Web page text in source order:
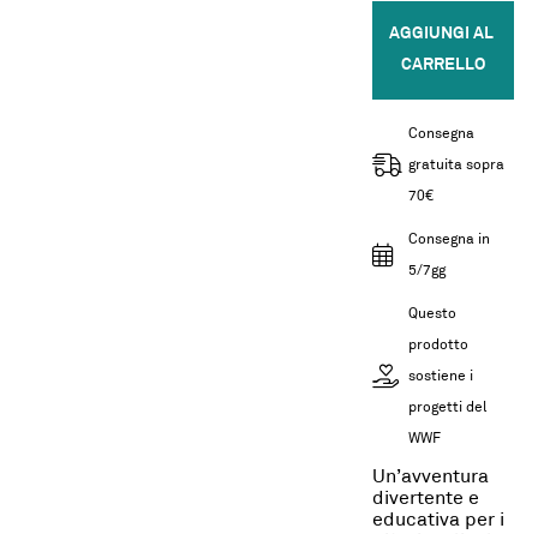
AGGIUNGI AL
CARRELLO
Consegna
gratuita sopra
70€
Consegna in
5/7gg
Questo
prodotto
sostiene i
progetti del
WWF
Un’avventura
divertente e
educativa per i